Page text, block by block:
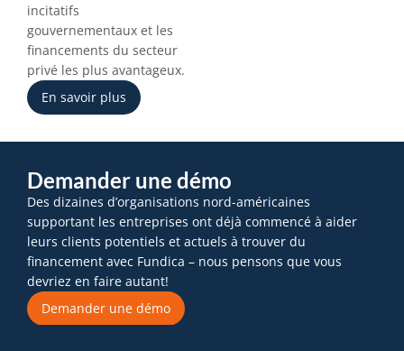
incitatifs
gouvernementaux et les
financements du secteur
privé les plus avantageux.
En savoir plus
Demander une démo
Des dizaines d’organisations nord-américaines
supportant les entreprises ont déjà commencé à aider
leurs clients potentiels et actuels à trouver du
financement avec Fundica – nous pensons que vous
devriez en faire autant!
Demander une démo